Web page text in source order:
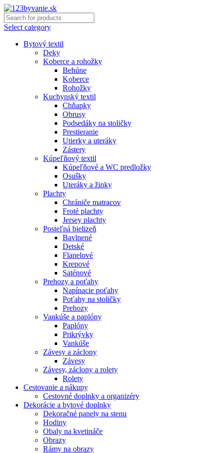
Select category
Bytový textil
Deky
Koberce a rohožky
Behúne
Koberce
Rohožky
Kuchynský textil
Chňapky
Obrusy
Podsedáky na stoličky
Prestieranie
Utierky a uteráky
Zástery
Kúpeľňový textil
Kúpeľňové a WC predložky
Osušky
Uteráky a žinky
Plachty
Chrániče matracov
Froté plachty
Jersey plachty
Posteľná bielizeň
Bavlnené
Detské
Flanelové
Krepové
Saténové
Prehozy a poťahy
Napínacie poťahy
Poťahy na stoličky
Prehozy
Vankúše a paplóny
Paplóny
Prikrývky
Vankúše
Závesy a záclony
Závesy
Závesy, záclony a rolety
Rolety
Cestovanie a nákupy
Cestovné doplnky a organizéry
Dekorácie a bytové doplnky
Dekoračné panely na stenu
Hodiny
Obaly na kvetináče
Obrazy
Rámy na obrazy